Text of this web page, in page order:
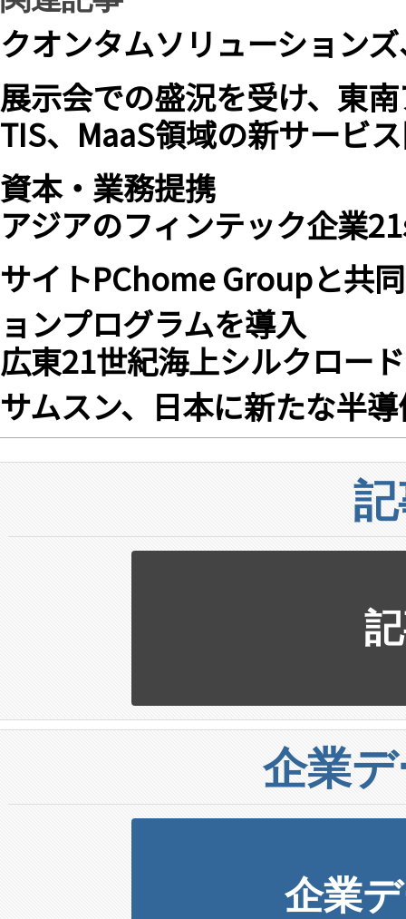
クオンタムソリューション
展示会での盛況を受け、東
TIS、MaaS領域の新サービ
資本・業務提携
アジアのフィンテック企業
サイトPChome Groupと共
ョンプログラムを導入
広東21世紀海上シルクロー
サムスン、日本に新たな半
企業
企業